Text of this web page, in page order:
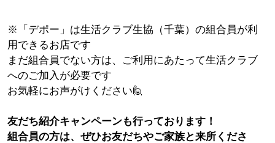
※「デポー」は生活クラブ生協（千葉）の組合員が利
用できるお店です
まだ組合員でない方は、ご利用にあたって生活クラブ
へのご加入が必要です
お気軽にお声がけください🙋
友だち紹介キャンペーンも行っております！
組合員の方は、ぜひお友だちやご家族と来所くださ